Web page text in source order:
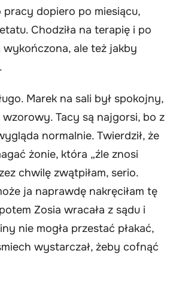
pracy dopiero po miesiącu,
Chodziła na terapię i po
wykończona, ale też jakby
Marek na sali był spokojny,
Tacy są najgorsi, bo z
normalnie. Twierdził, że
żonie, która „źle znosi
chwilę zwątpiłam, serio.
ja naprawdę nakręciłam tę
Zosia wracała z sądu i
nie mogła przestać płakać,
wystarczał, żeby cofnąć